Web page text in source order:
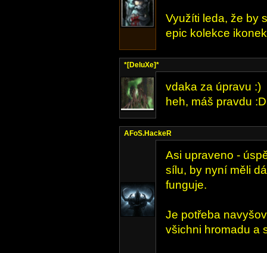
Využíti leda, že by
epic kolekce
*[DeluXe]*
vdaka za úpravu :)
heh, máš pravdu
AFoS.HackeR
Asi upraveno -
sílu, by nyní měli
funguje.
Je potřeba
všichni hromadu a